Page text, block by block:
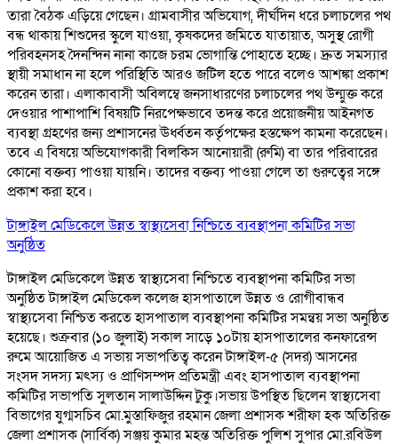
তারা বৈঠক এড়িয়ে গেছেন। গ্রামবাসীর অভিযোগ, দীর্ঘদিন ধরে চলাচলের পথ
বন্ধ থাকায় শিশুদের স্কুলে যাওয়া, কৃষকদের জমিতে যাতায়াত, অসুস্থ রোগী
পরিবহনসহ দৈনন্দিন নানা কাজে চরম ভোগান্তি পোহাতে হচ্ছে। দ্রুত সমস্যার
স্থায়ী সমাধান না হলে পরিস্থিতি আরও জটিল হতে পারে বলেও আশঙ্কা প্রকাশ
করেন তারা। এলাকাবাসী অবিলম্বে জনসাধারণের চলাচলের পথ উন্মুক্ত করে
দেওয়ার পাশাপাশি বিষয়টি নিরপেক্ষভাবে তদন্ত করে প্রয়োজনীয় আইনগত
ব্যবস্থা গ্রহণের জন্য প্রশাসনের ঊর্ধ্বতন কর্তৃপক্ষের হস্তক্ষেপ কামনা করেছেন।
তবে এ বিষয়ে অভিযোগকারী বিলকিস আনোয়ারী (রুমি) বা তার পরিবারের
কোনো বক্তব্য পাওয়া যায়নি। তাদের বক্তব্য পাওয়া গেলে তা গুরুত্বের সঙ্গে
প্রকাশ করা হবে।
টাঙ্গাইল মেডিকেলে উন্নত স্বাস্থ্যসেবা নিশ্চিতে ব্যবস্থাপনা কমিটির সভা
অনুষ্ঠিত
টাঙ্গাইল মেডিকেলে উন্নত স্বাস্থ্যসেবা নিশ্চিতে ব্যবস্থাপনা কমিটির সভা
অনুষ্ঠিত টাঙ্গাইল মেডিকেল কলেজ হাসপাতালে উন্নত ও রোগীবান্ধব
স্বাস্থ্যসেবা নিশ্চিত করতে হাসপাতাল ব্যবস্থাপনা কমিটির সমন্বয় সভা অনুষ্ঠিত
হয়েছে। শুক্রবার (১০ জুলাই) সকাল সাড়ে ১০টায় হাসপাতালের কনফারেন্স
রুমে আয়োজিত এ সভায় সভাপতিত্ব করেন টাঙ্গাইল-৫ (সদর) আসনের
সংসদ সদস্য মৎস্য ও প্রাণিসম্পদ প্রতিমন্ত্রী এবং হাসপাতাল ব্যবস্থাপনা
কমিটির সভাপতি সুলতান সালাউদ্দিন টুকু।সভায় উপস্থিত ছিলেন স্বাস্থ্যসেবা
বিভাগের যুগ্মসচিব মো.মুস্তাফিজুর রহমান জেলা প্রশাসক শরীফা হক অতিরিক্ত
জেলা প্রশাসক (সার্বিক) সঞ্জয় কুমার মহন্ত অতিরিক্ত পুলিশ সুপার মো.রবিউল